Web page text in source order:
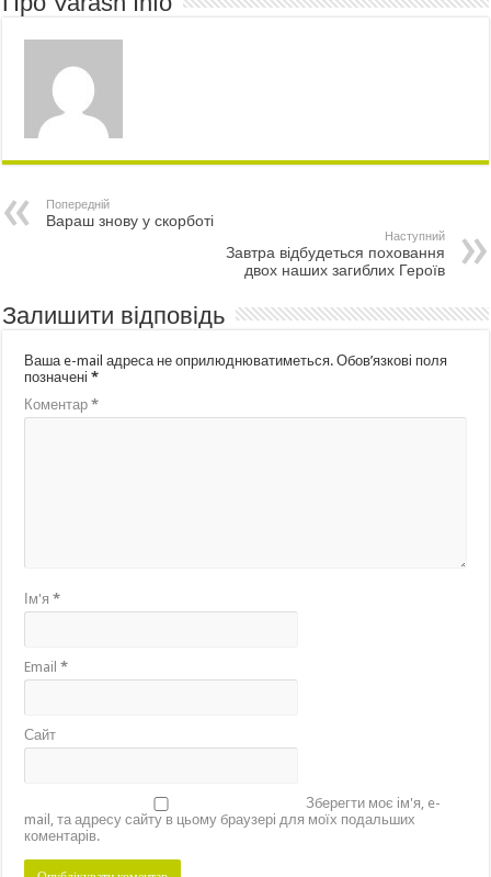
Попередній
Вараш знову у скорботі
Наступний
Завтра відбудеться поховання
двох наших загиблих Героїв
Залишити відповідь
Ваша e-mail адреса не оприлюднюватиметься. Обов’язкові поля
позначені*
Коментар*
Ім'я*
Email*
Сайт
Зберегти моє ім'я, e-
mail, та адресу сайту в цьому браузері для моїх подальших
коментарів.